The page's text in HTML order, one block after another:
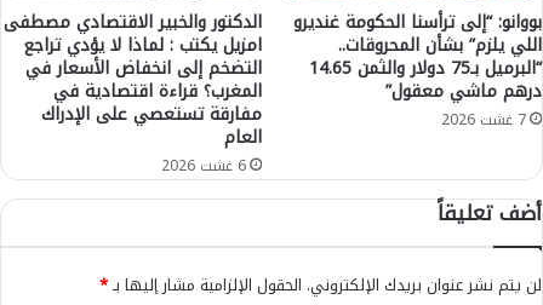
غ
ا
ل
ل
ا
ت
ا
ف
ك
G
a
m
e
P
s
s
"
ل
و
بووانو: “إلى ترأسنا الحكومة غنديرو
اللي يلزم” بشأن المحروقات..
“البرميل بـ75 دولار والثمن 14.65
درهم ماشي معقول”
7 غشت 2026
الدكتور والخبير الاقتصادي مصطفى
امزيل يكتب : لماذا لا يؤدي تراجع
التضخم إلى انخفاض الأسعار في
المغرب؟ قراءة اقتصادية في
مفارقة تستعصي على الإدراك
العام
6 غشت 2026
أضف تعليقاً
لن يتم نشر عنوان بريدك الإلكتروني. الحقول الإلزامية مشار إليها بـ*